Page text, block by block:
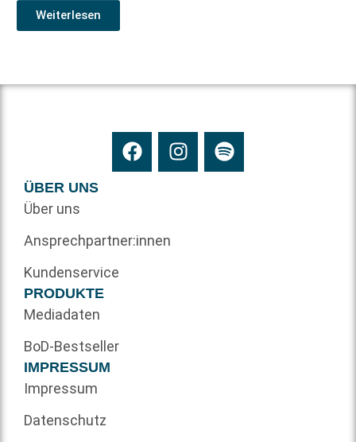
Weiterlesen
ÜBER UNS
Über uns
Ansprechpartner:innen
Kundenservice
PRODUKTE
Mediadaten
BoD-Bestseller
IMPRESSUM
Impressum
Datenschutz